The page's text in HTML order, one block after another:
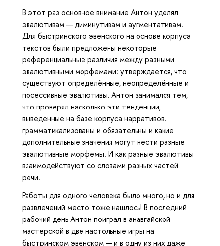
В этот раз основное внимание Антон уделял
эвалютивам — диминутивам и аугментативам.
Для быстринского эвенского на основе корпуса
текстов были предложены некоторые
референциальные различия между разными
эвалютивными морфемами: утверждается, что
существуют определённые, неопределённые и
посессивные эвалютивы. Антон занимался тем,
что проверял насколько эти тенденции,
выведенные на базе корпуса нарративов,
грамматикализованы и обязательны и какие
дополнительные значения могут нести разные
эвалютивные морфемы. И как разные эвалютивы
взаимодействуют со словами разных частей
речи.
Работы для одного человека было много, но и для
развлечений место тоже нашлось! В последний
рабочий день Антон поиграл в анавгайской
мастерской в две настольные игры на
быстринском эвенском — и в одну из них даже